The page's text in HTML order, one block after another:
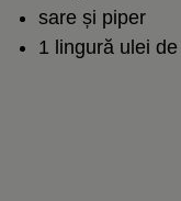
sare și piper
1 lingură ulei